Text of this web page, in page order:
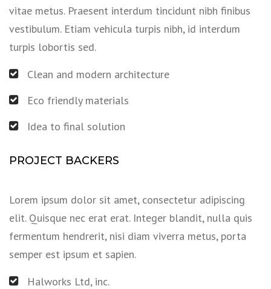
vitae metus. Praesent interdum tincidunt nibh finibus
vestibulum. Etiam vehicula turpis nibh, id interdum
turpis lobortis sed.
Clean and modern architecture
Eco friendly materials
Idea to final solution
PROJECT BACKERS
Lorem ipsum dolor sit amet, consectetur adipiscing
elit. Quisque nec erat erat. Integer blandit, nulla quis
fermentum hendrerit, nisi diam viverra metus, porta
semper est ipsum et sapien.
Halworks Ltd, inc.